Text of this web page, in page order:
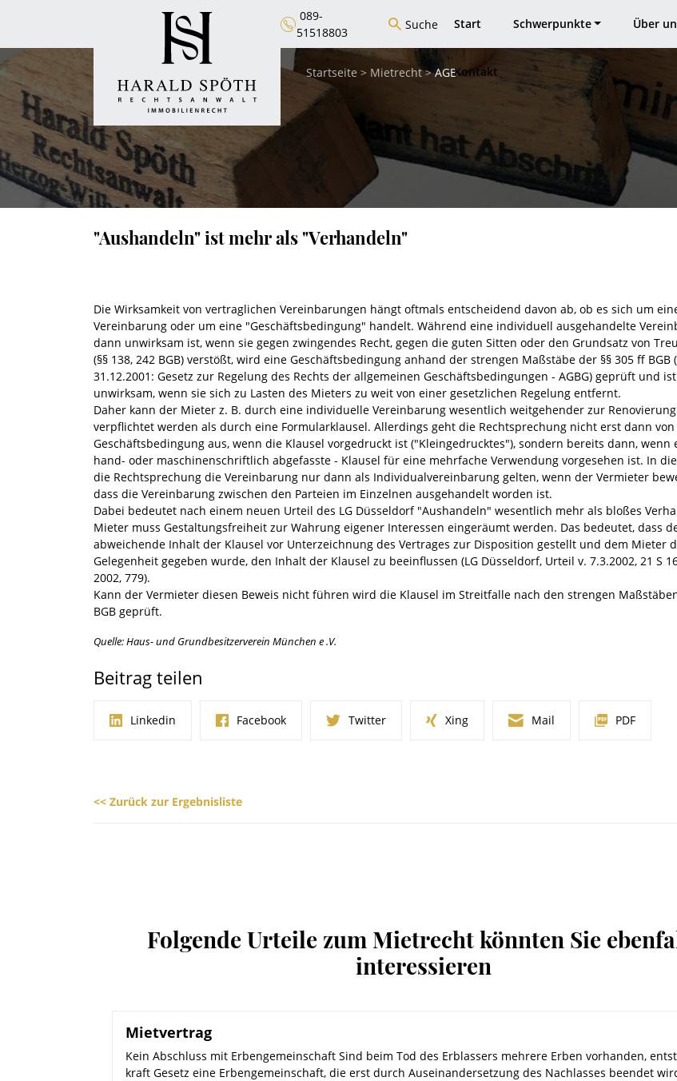
089-
51518803
Suche Start Schwerpunkte Über
Kontakt
Startseite > Mietrecht>AGB
"Aushandeln" ist mehr als "Verhandeln"
Die Wirksamkeit von vertraglichen Vereinbarungen hängt oftmals entscheidend davon ab, ob es sich um
Vereinbarung oder um eine "Geschäftsbedingung" handelt. Während eine individuell ausgehandelte
dann unwirksam ist, wenn sie gegen zwingendes Recht, gegen die guten Sitten oder den Grundsatz von
(§§ 138, 242 BGB) verstößt, wird eine Geschäftsbedingung anhand der strengen Maßstäbe der §§ 305 ff BGB
31.12.2001: Gesetz zur Regelung des Rechts der allgemeinen Geschäftsbedingungen - AGBG) geprüft und
unwirksam, wenn sie sich zu Lasten des Mieters zu weit von einer gesetzlichen Regelung entfernt.
Daher kann der Mieter z. B. durch eine individuelle Vereinbarung wesentlich weitgehender zur
verpflichtet werden als durch eine Formularklausel. Allerdings geht die Rechtsprechung nicht erst dann
Geschäftsbedingung aus, wenn die Klausel vorgedruckt ist ("Kleingedrucktes"), sondern bereits dann, wenn
hand- oder maschinenschriftlich abgefasste - Klausel für eine mehrfache Verwendung vorgesehen ist. In
die Rechtsprechung die Vereinbarung nur dann als Individualvereinbarung gelten, wenn der Vermieter
dass die Vereinbarung zwischen den Parteien im Einzelnen ausgehandelt worden ist.
Dabei bedeutet nach einem neuen Urteil des LG Düsseldorf "Aushandeln" wesentlich mehr als bloßes
Mieter muss Gestaltungsfreiheit zur Wahrung eigener Interessen eingeräumt werden. Das bedeutet, dass
abweichende Inhalt der Klausel vor Unterzeichnung des Vertrages zur Disposition gestellt und dem Mieter
Gelegenheit gegeben wurde, den Inhalt der Klausel zu beeinflussen (LG Düsseldorf, Urteil v. 7.3.2002, 21 S
2002, 779).
Kann der Vermieter diesen Beweis nicht führen wird die Klausel im Streitfalle nach den strengen
BGB geprüft.
Quelle: Haus- und Grundbesitzerverein München e .V.
Beitrag teilen
Linkedin Facebook Twitter Xing Mail PDF
<< Zurück zur Ergebnisliste
Folgende Urteile zum Mietrecht könnten Sie
interessieren
Mietvertrag
Kein Abschluss mit Erbengemeinschaft Sind beim Tod des Erblassers mehrere Erben vorhanden,
kraft Gesetz eine Erbengemeinschaft, die erst durch Auseinandersetzung des Nachlasses beendet